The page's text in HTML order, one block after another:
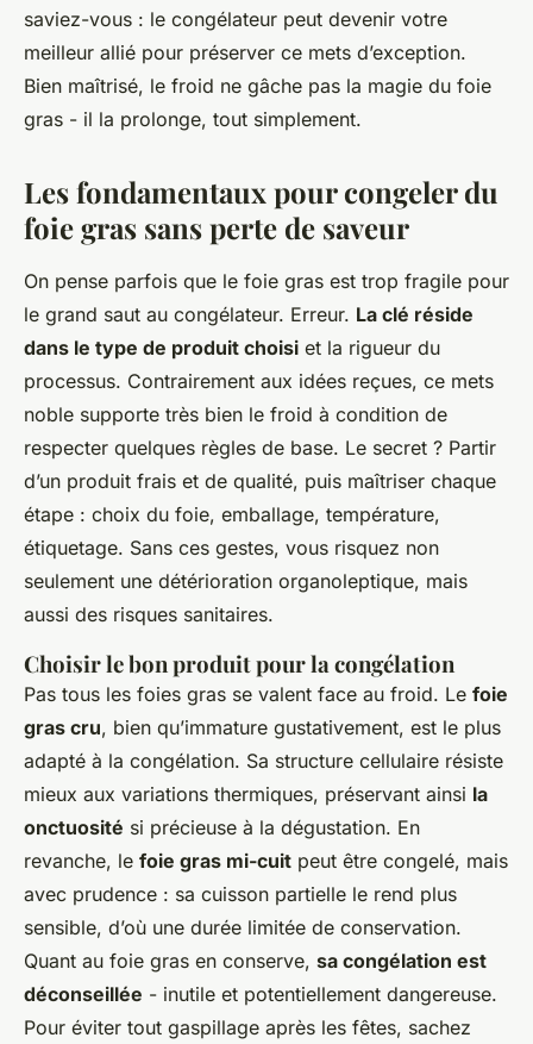
saviez-vous : le congélateur peut devenir votre
meilleur allié pour préserver ce mets d’exception.
Bien maîtrisé, le froid ne gâche pas la magie du foie
gras - il la prolonge, tout simplement.
Les fondamentaux pour congeler du
foie gras sans perte de saveur
On pense parfois que le foie gras est trop fragile pour
le grand saut au congélateur. Erreur. La clé réside
dans le type de produit choisi et la rigueur du
processus. Contrairement aux idées reçues, ce mets
noble supporte très bien le froid à condition de
respecter quelques règles de base. Le secret ? Partir
d’un produit frais et de qualité, puis maîtriser chaque
étape : choix du foie, emballage, température,
étiquetage. Sans ces gestes, vous risquez non
seulement une détérioration organoleptique, mais
aussi des risques sanitaires.
Choisir le bon produit pour la congélation
Pas tous les foies gras se valent face au froid. Le foie
gras cru, bien qu’immature gustativement, est le plus
adapté à la congélation. Sa structure cellulaire résiste
mieux aux variations thermiques, préservant ainsi la
onctuosité si précieuse à la dégustation. En
revanche, le foie gras mi-cuit peut être congelé, mais
avec prudence : sa cuisson partielle le rend plus
sensible, d’où une durée limitée de conservation.
Quant au foie gras en conserve, sa congélation est
déconseillée - inutile et potentiellement dangereuse.
Pour éviter tout gaspillage après les fêtes, sachez